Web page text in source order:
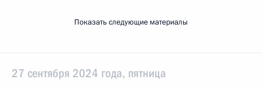
Показать следующие материалы
27 сентября 2024 года, пятница